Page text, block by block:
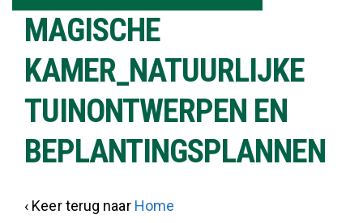
MAGISCHE
KAMER_NATUURLIJKE
TUINONTWERPEN EN
BEPLANTINGSPLANNEN
‹ Keer terug naar Home